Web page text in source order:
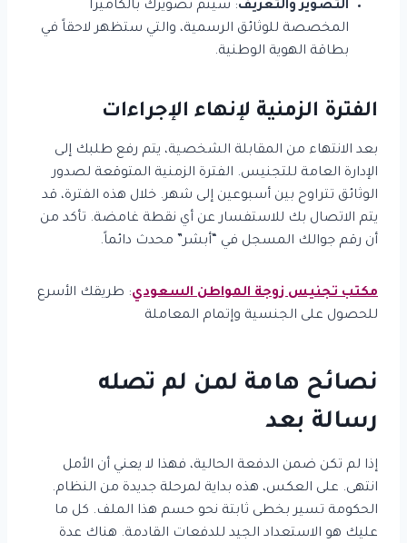
التصوير والتعريف: سيتم تصويرك بالكاميرا
المخصصة للوثائق الرسمية، والتي ستظهر لاحقاً في
بطاقة الهوية الوطنية.
الفترة الزمنية لإنهاء الإجراءات
بعد الانتهاء من المقابلة الشخصية، يتم رفع طلبك إلى
الإدارة العامة للتجنيس. الفترة الزمنية المتوقعة لصدور
الوثائق تتراوح بين أسبوعين إلى شهر. خلال هذه الفترة، قد
يتم الاتصال بك للاستفسار عن أي نقطة غامضة. تأكد من
أن رقم جوالك المسجل في “أبشر” محدث دائماً.
مكتب تجنيس زوجة المواطن السعودي: طريقك الأسرع
للحصول على الجنسية وإتمام المعاملة
نصائح هامة لمن لم تصله
رسالة بعد
إذا لم تكن ضمن الدفعة الحالية، فهذا لا يعني أن الأمل
انتهى. على العكس، هذه بداية لمرحلة جديدة من النظام.
الحكومة تسير بخطى ثابتة نحو حسم هذا الملف. كل ما
عليك هو الاستعداد الجيد للدفعات القادمة. هناك عدة